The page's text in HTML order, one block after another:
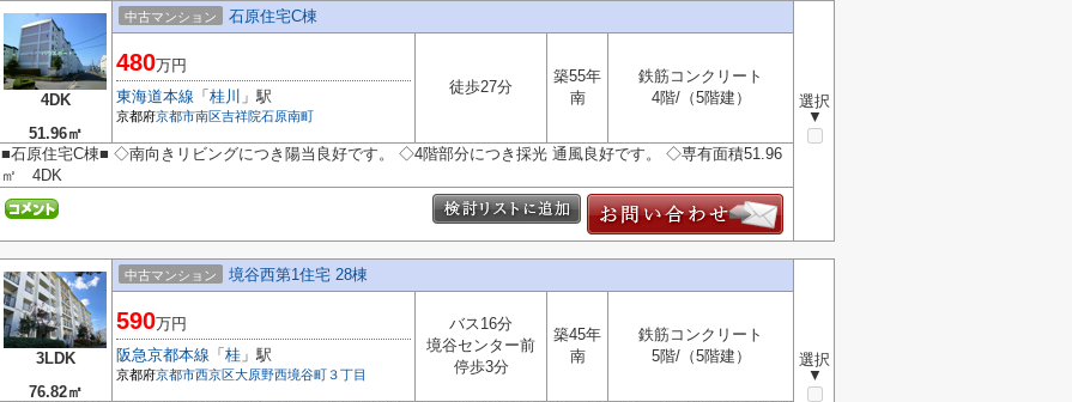
4DK
51.96㎡
中古マンション 石原住宅C棟
選択
▼
480万円
東海道本線 「 桂川 」駅
京都府京都市南区吉祥院石原南町
徒歩27分
築55年
南
鉄筋コンクリート
4階/（5階建）
■石原住宅C棟■ ◇南向きリビングにつき陽当良好です。 ◇4階部分につき採光 通風良好です。 ◇専有面積51.96
㎡ 4DK
3LDK
76.82㎡
中古マンション 境谷西第1住宅 28棟
選択
▼
590万円
阪急京都本線 「 桂 」駅
京都府京都市西京区大原野西境谷町３丁目
バス16分
境谷センター前
停歩3分
築45年
南
鉄筋コンクリート
5階/（5階建）